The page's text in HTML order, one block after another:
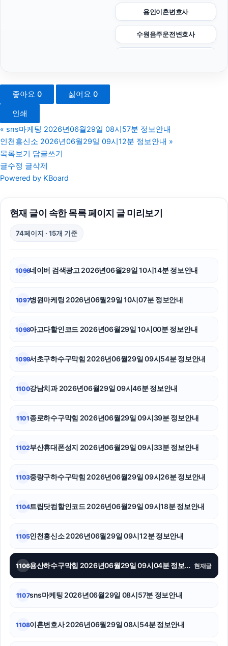
용인이혼변호사
수원음주운전변호사
소액결제상품권
강남이혼전문변호사
용산하수구막힘
조정이혼
하수구막힘
sns마케팅
축구반티
안산피부과
좋아요 0 싫어요 0
인쇄
« sns마케팅 2026년06월29일 08시57분 정보안내
인천흥신소 2026년06월29일 09시12분 정보안내 »
목록보기 답글쓰기
글수정 글삭제
Powered by KBoard
현재 글이 속한 목록 페이지 글 미리보기
74페이지 · 15개 기준
1096네이버 검색광고 2026년06월29일 10시14분 정보안내
1097병원마케팅 2026년06월29일 10시07분 정보안내
1098아고다할인코드 2026년06월29일 10시00분 정보안내
1099서초구하수구막힘 2026년06월29일 09시54분 정보안내
1100강남치과 2026년06월29일 09시46분 정보안내
1101종로하수구막힘 2026년06월29일 09시39분 정보안내
1102부산휴대폰성지 2026년06월29일 09시33분 정보안내
1103중랑구하수구막힘 2026년06월29일 09시26분 정보안내
1104트립닷컴할인코드 2026년06월29일 09시18분 정보안내
1105인천흥신소 2026년06월29일 09시12분 정보안내
1106 용산하수구막힘 2026년06월29일 09시04분 정보안내 현재글
1107sns마케팅 2026년06월29일 08시57분 정보안내
1108이혼변호사 2026년06월29일 08시54분 정보안내